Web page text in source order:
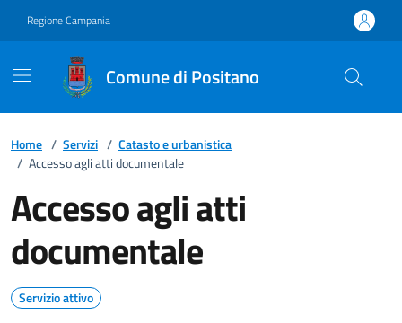
Regione Campania
Comune di Positano
Home / Servizi / Catasto e urbanistica
/ Accesso agli atti documentale
Accesso agli atti
documentale
Servizio attivo